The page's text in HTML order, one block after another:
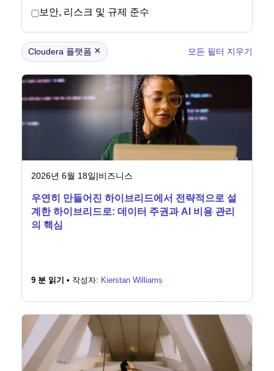
보안, 리스크 및 규제 준수
Cloudera 플랫폼 × 모든 필터 지우기
2026년 6월 18일|비즈니스
우연히 만들어진 하이브리드에서 전략적으로 설
계한 하이브리드로: 데이터 주권과 AI 비용 관리
의 핵심
9 분 읽기 • 작성자: Kierstan Williams